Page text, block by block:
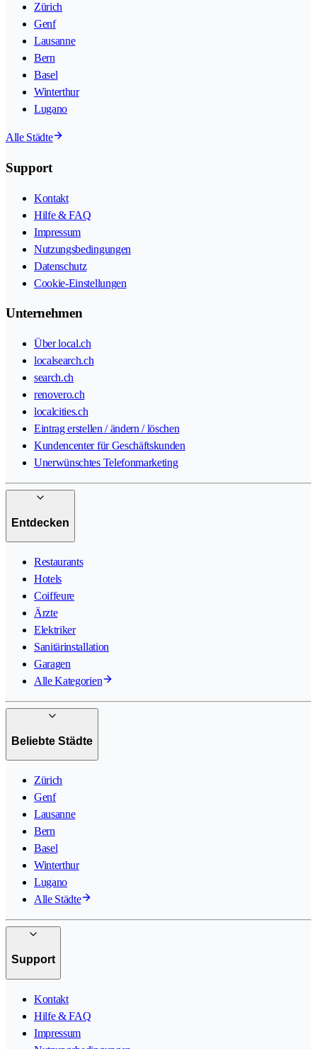
Zürich
Genf
Lausanne
Bern
Basel
Winterthur
Lugano
Alle Städte
Support
Kontakt
Hilfe & FAQ
Impressum
Nutzungsbedingungen
Datenschutz
Cookie-Einstellungen
Unternehmen
Über local.ch
localsearch.ch
search.ch
renovero.ch
localcities.ch
Eintrag erstellen / ändern / löschen
Kundencenter für Geschäftskunden
Unerwünschtes Telefonmarketing
Entdecken
Restaurants
Hotels
Coiffeure
Ärzte
Elektriker
Sanitärinstallation
Garagen
Alle Kategorien
Beliebte Städte
Zürich
Genf
Lausanne
Bern
Basel
Winterthur
Lugano
Alle Städte
Support
Kontakt
Hilfe & FAQ
Impressum